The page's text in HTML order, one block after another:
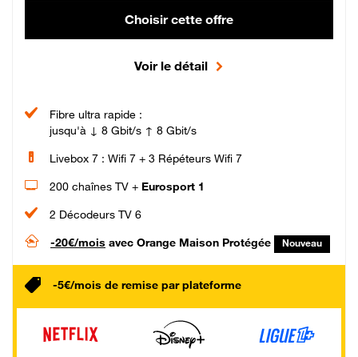
Choisir cette offre
Voir le détail
Fibre ultra rapide :
jusqu'à ↓ 8 Gbit/s ↑ 8 Gbit/s
Livebox 7 : Wifi 7 + 3 Répéteurs Wifi 7
200 chaînes TV + Eurosport 1
2 Décodeurs TV 6
-20€/mois avec Orange Maison Protégée Nouveau
-5€/mois de remise par plateforme